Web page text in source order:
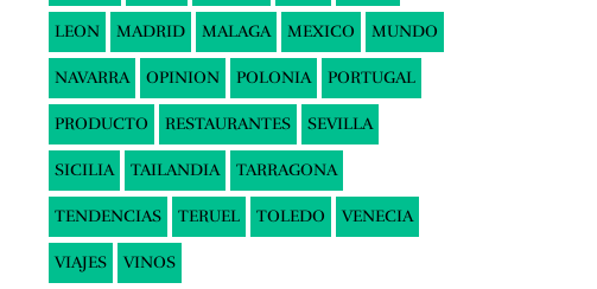
LEON MADRID MALAGA MEXICO MUNDO
NAVARRA OPINION POLONIA PORTUGAL
PRODUCTO RESTAURANTES SEVILLA
SICILIA TAILANDIA TARRAGONA
TENDENCIAS TERUEL TOLEDO VENECIA
VIAJES VINOS